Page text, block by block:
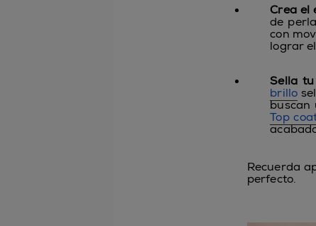
Crea el
de
con
lograr
Sella
brillo
buscan
Top
Recuerda
perfecto.